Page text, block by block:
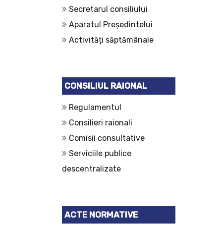
Secretarul consiliului
Aparatul Președintelui
Activități săptămânale
CONSILIUL RAIONAL
Regulamentul
Consilieri raionali
Comisii consultative
Serviciile publice
descentralizate
ACTE NORMATIVE